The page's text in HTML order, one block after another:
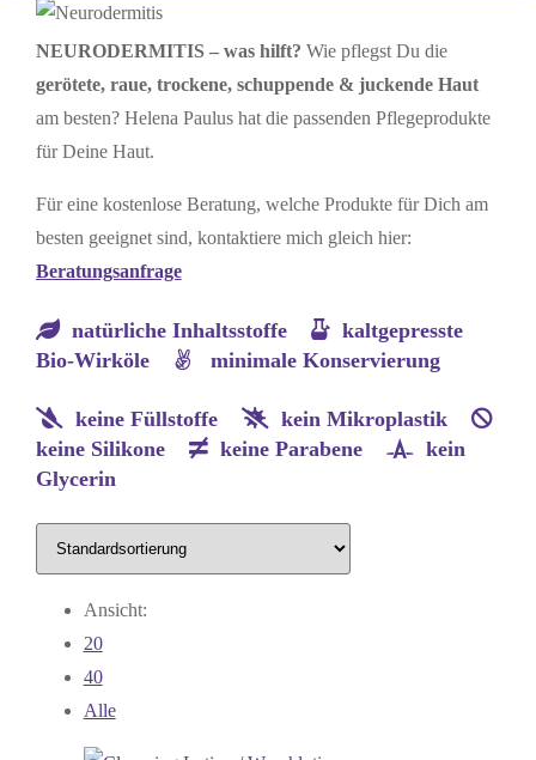
NEURODERMITIS – was hilft? Wie pflegst Du die
gerötete, raue, trockene, schuppende & juckende Haut
am besten? Helena Paulus hat die passenden Pflegeprodukte
für Deine Haut.
Für eine kostenlose Beratung, welche Produkte für Dich am
besten geeignet sind, kontaktiere mich gleich hier:
Beratungsanfrage
natürliche Inhaltsstoffe
kaltgepresste
Bio-Wirköle
minimale Konservierung
keine Füllstoffe
kein Mikroplastik
keine Silikone
keine Parabene
kein
Glycerin
Ansicht:
20
40
Alle